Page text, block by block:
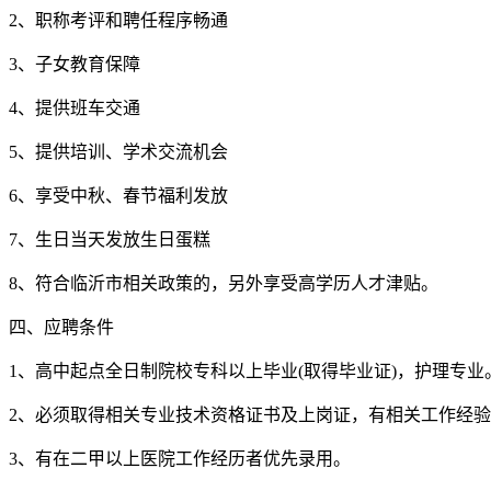
2、职称考评和聘任程序畅通
3、子女教育保障
4、提供班车交通
5、提供培训、学术交流机会
6、享受中秋、春节福利发放
7、生日当天发放生日蛋糕
8、符合临沂市相关政策的，另外享受高学历人才津贴。
四、应聘条件
1、高中起点全日制院校专科以上毕业(取得毕业证)，护理专业
2、必须取得相关专业技术资格证书及上岗证，有相关工作经验
3、有在二甲以上医院工作经历者优先录用。